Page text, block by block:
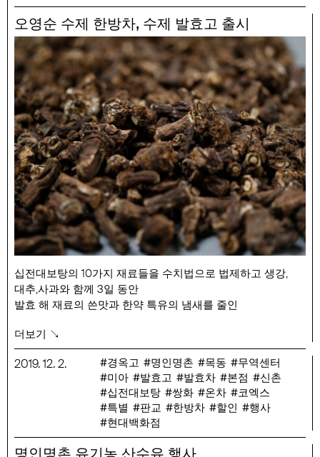
오영순 수제 한방차, 수제 발효고 출시
십전대보탕의 10가지 재료들을 수치법으로 법제하고 생강,
대추,사과와 함께 3일 동안
발효 해 재료의 쓴맛과 한약 특유의 냄새를 줄인
경옥고의 4가지 재료를 수치법으로 법제하고 배와 함께 3일
동안 발효 후
재료들을 모두 으깨 뭉근히 끓여 진액을 만든 수제발효고는
한방차를 좀 더 대중적으로 마실 수 있습니다.
행사 기간 : 12/2(월)
행사 품목 : 오영순 발효한차 200ml 22,000원, 오영순
발효한차 200g 28,000원
더보기 ↘
2019.12.2. 경옥고 명인명촌 목동
무역센터
미아
발효고 발효차 본점
신촌
십전대보탕
쌍화 온차
코엑스
특별
판교 한방차 할인
행사
현대백화점